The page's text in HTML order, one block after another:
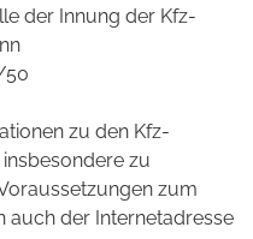
der Innung der Kfz-
50
zu den Kfz-
zu
zum
auch der Internetadresse